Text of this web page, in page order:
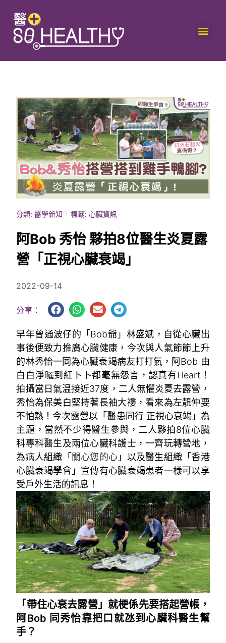
分類: 醫學新知 標籤: 心臟資訊
阿Bob 秀怡 夥拍8位醫生炎夏露
營「正視心臟衰竭」
2022-09-14
分享：
早年曾通波仔的「Bob爺」林盛斌，自從心臟出
事後便致力推廣心臟健康，今次與人氣節節上升
的林秀怡一同為心臟衰竭病友打打氣，阿Bob 由
白白淨曬到紅卜卜都毫無怨言，認真有Heart！
拍攝當日氣温接近37度，二人無懼炎夏去露營，
秀怡為保美白堅持著長袖大䄛，看來為左靚仲要
不怕熱！今次露營以「醫患同行 正視心衰竭」為
主題，當然不少得醫生參與，二人夥拍8位心臟
科專科醫生及兩位心臟科護士，一齊玩轉營地，
為病人組織「 關心您的心 」以及醫生組織「香港
心臟衰竭學會」宣傳有心臟衰竭患者一樣可以享
受戶外生活的訊息！
「帶住心衰去露營」就梗係先要搭起營帳，
阿Bob 同秀怡靠把口就氹到心臟科醫生幫
手？